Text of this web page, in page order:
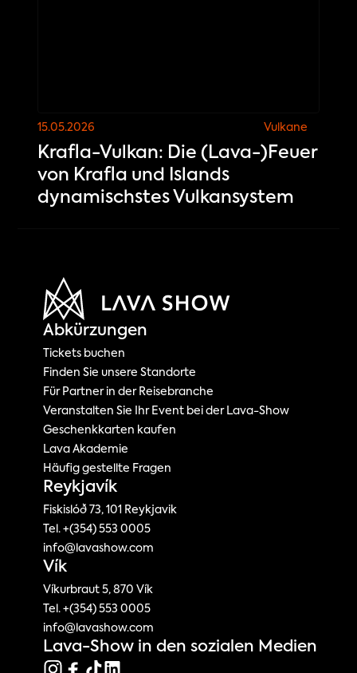
15.05.2026 Vulkane
Krafla-Vulkan: Die (Lava-)Feuer
von Krafla und Islands
dynamischstes Vulkansystem
Abkürzungen
Tickets buchen
Finden Sie unsere Standorte
Für Partner in der Reisebranche
Veranstalten Sie Ihr Event bei der Lava-Show
Geschenkkarten kaufen
Lava Akademie
Häufig gestellte Fragen
Reykjavík
Fiskislóð 73, 101 Reykjavik
Tel. +(354) 553 0005
info@lavashow.com
Vík
Víkurbraut 5, 870 Vík
Tel. +(354) 553 0005
info@lavashow.com
Lava-Show in den sozialen Medien